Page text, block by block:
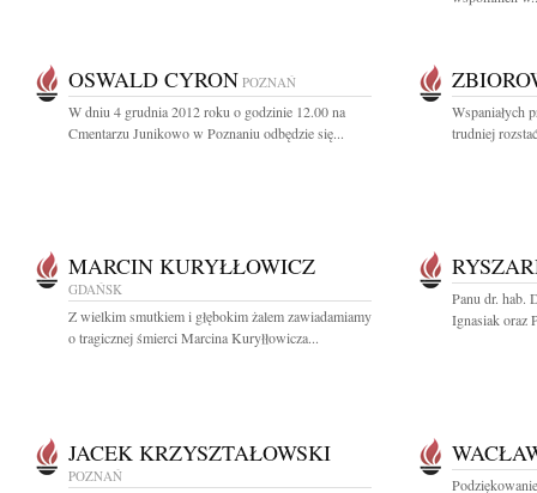
OSWALD CYRON POZNAŃ
W dniu 4 grudnia 2012 roku o godzinie 12.00 na
Cmentarzu Junikowo w Poznaniu odbędzie się...
Wspaniałych
trudniej
MARCIN KURYŁŁOWICZ
GDAŃSK
Z wielkim smutkiem i głębokim żalem zawiadamiamy
o tragicznej śmierci Marcina Kuryłłowicza...
Panu dr. hab.
Ignasiak oraz
JACEK KRZYSZTAŁOWSKI
POZNAŃ